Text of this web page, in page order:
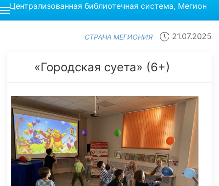
Централизованная библиотечная система, Мегион
СТРАНА МЕГИОНИЯ 21.07.2025
«Городская суета» (6+)